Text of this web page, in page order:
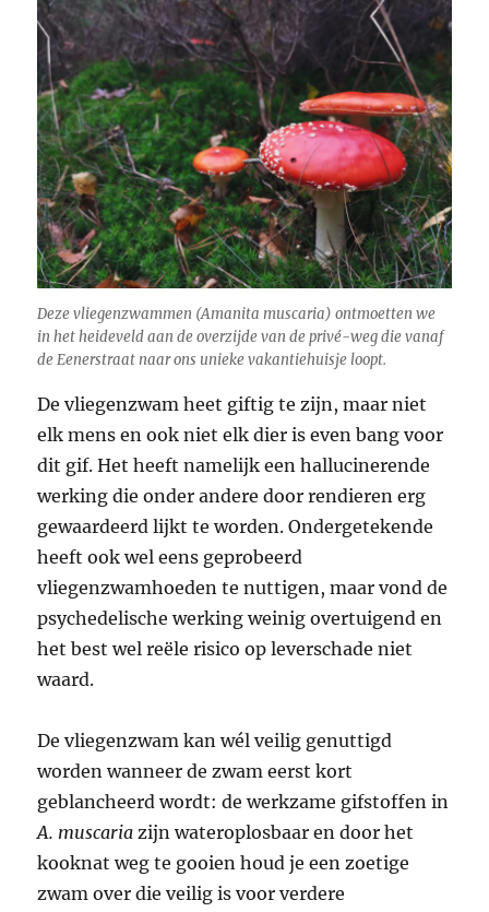
Deze vliegenzwammen (Amanita muscaria) ontmoetten we
in het heideveld aan de overzijde van de privé-weg die vanaf
de Eenerstraat naar ons unieke vakantiehuisje loopt.
De vliegenzwam heet giftig te zijn, maar niet
elk mens en ook niet elk dier is even bang voor
dit gif. Het heeft namelijk een hallucinerende
werking die onder andere door rendieren erg
gewaardeerd lijkt te worden. Ondergetekende
heeft ook wel eens geprobeerd
vliegenzwamhoeden te nuttigen, maar vond de
psychedelische werking weinig overtuigend en
het best wel reële risico op leverschade niet
waard.
De vliegenzwam kan wél veilig genuttigd
worden wanneer de zwam eerst kort
geblancheerd wordt: de werkzame gifstoffen in
A. muscaria zijn wateroplosbaar en door het
kooknat weg te gooien houd je een zoetige
zwam over die veilig is voor verdere